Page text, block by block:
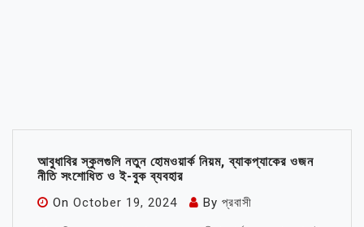
আবুধাবির স্কুলগুলি নতুন হোমওয়ার্ক নিয়ম, ব্যাকপ্যাকের ওজন
নীতি সংশোধিত ও ই-বুক ব্যবহার
On October 19, 2024 By প্রবাসী